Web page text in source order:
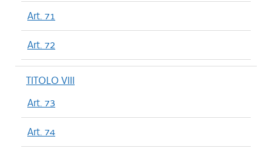
Art. 71
Art. 72
TITOLO VIII
Art. 73
Art. 74